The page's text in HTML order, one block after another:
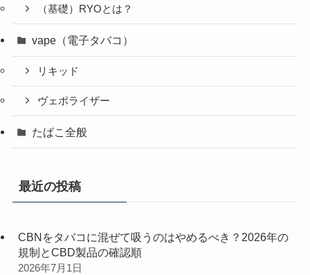
（基礎）RYOとは？
vape（電子タバコ）
リキッド
ヴェポライザー
たばこ全般
最近の投稿
CBNをタバコに混ぜて吸うのはやめるべき？2026年の
規制とCBD製品の確認順
2026年7月1日